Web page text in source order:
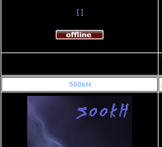
[ ]
500kH